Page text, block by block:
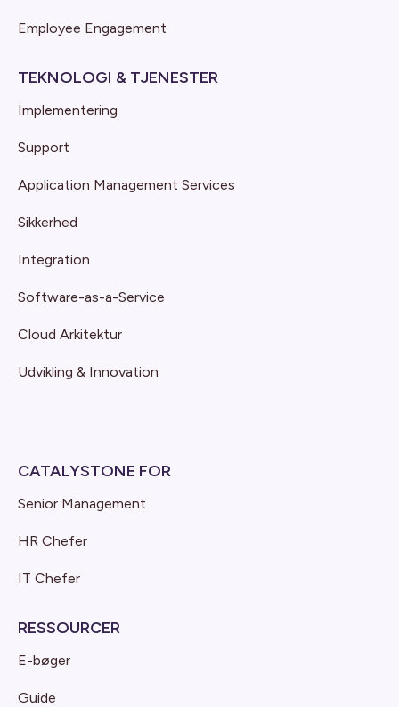
Employee Engagement
TEKNOLOGI & TJENESTER
Implementering
Support
Application Management Services
Sikkerhed
Integration
Software-as-a-Service
Cloud Arkitektur
Udvikling & Innovation
CATALYSTONE FOR
Senior Management
HR Chefer
IT Chefer
RESSOURCER
E-bøger
Guide